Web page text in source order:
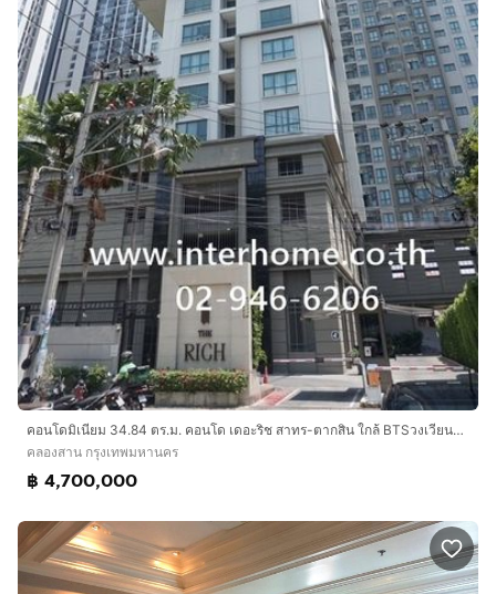
คอนโดมิเนียม 34.84 ตร.ม. คอนโด เดอะริช สาทร-ตากสิน ใกล้ BTSวงเวียนใหญ่ ซอยกรุงธนบุรี6 ถนนกรุงธนบุรี ถนนกรุงธนบุรี6 เขตคลองสาน กรุงเทพมหานคร
คลองสาน กรุงเทพมหานคร
฿ 4,700,000